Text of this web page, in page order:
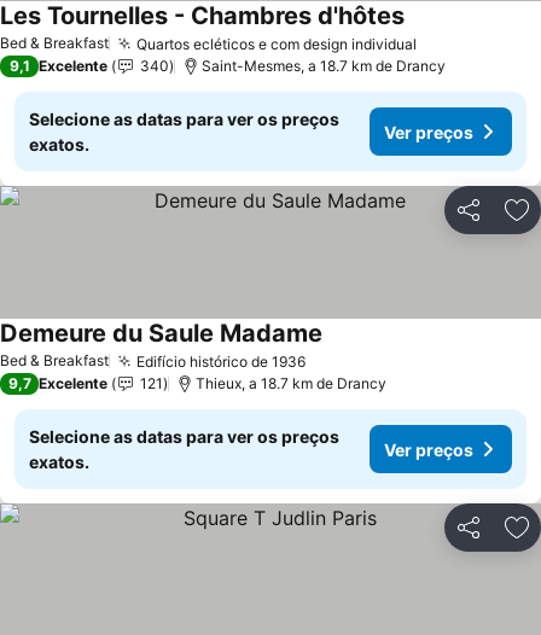
Bed & Breakfast Quartos ecléticos e com design individual
Les Tournelles - Chambres d'hôtes
9,1 Excelente 340 Saint-Mesmes, a 18.7 km de Drancy
Selecione as datas para ver os preços
exatos.
Ver preços
Partilhar
Bed & Breakfast Edifício histórico de 1936
Demeure du Saule Madame
9,7 Excelente 121 Thieux, a 18.7 km de Drancy
Selecione as datas para ver os preços
exatos.
Ver preços
Partilhar